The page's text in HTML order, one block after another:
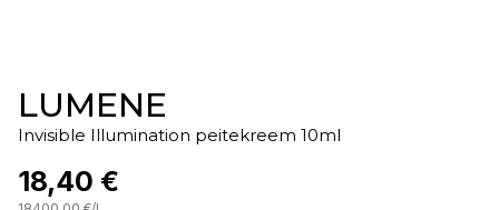
LUMENE
Invisible Illumination peitekreem 10ml
18,40 €